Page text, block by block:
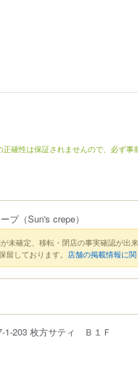
確性は保証されませんので、必ず事
プ（Sun's crepe）
未確定、移転・閉店の事実確認が出
留しております。 店舗の掲載情報に
1-203 枚方サティ Ｂ１Ｆ